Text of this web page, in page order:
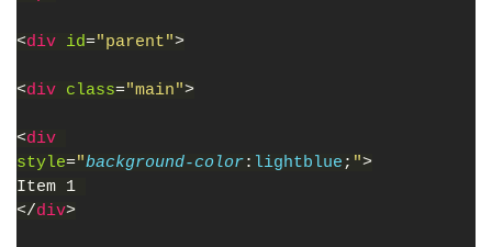
<div id="parent">
<div class="main">
<div
style="background-color: lightblue ; ">
Item 1
</div>